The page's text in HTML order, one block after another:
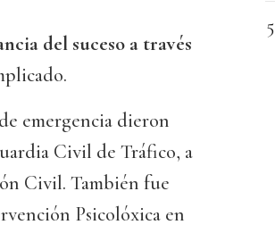
del suceso a través
emergencia dieron
Civil de Tráfico, a
Civil. También fue
Psicolóxica en